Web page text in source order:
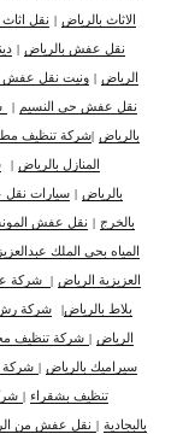
الاثاث بالرياض | نقل اثاث
نقل عفش بالرياض |
الرياض |ونيت نقل عفش
نقل عفش حي النسيم |
بالرياض |شركة تنظيف
المنازل بالرياض |
بالرياض |سيارات
بالخرج | نقل عفش
المياه بحي الملك عبدالعزيز
العزيزية الرياض | شركة
بلاط بالرياض| شركة رش
الرياض | شركة تنظيف
سيراميك بالرياض | شركة
تنظيف بشقراء |
بالبجادية | نقل عفش من